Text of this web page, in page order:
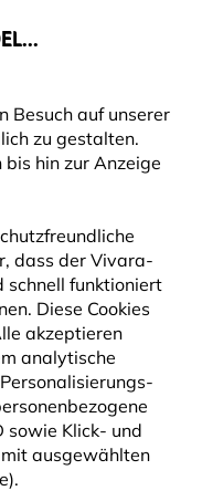
Besuch auf unserer
zu gestalten.
bis hin zur Anzeige
dass der Vivara-
schnell funktioniert
Diese Cookies
akzeptieren
analytische
sowie Klick- und
ausgewählten
65 €
Vögel, weil
Hier mehr erfahren.